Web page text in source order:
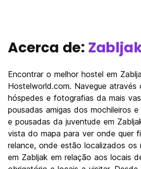
Acerca de:
Encontrar o melhor hostel em
Hostelworld.com. Navegue através
hóspedes e fotografias da mais
pousadas amigas dos mochileiros
e pousadas da juventude em
vista do mapa para ver onde quer
relance, onde estão localizados os
em Zabljak em relação aos locais